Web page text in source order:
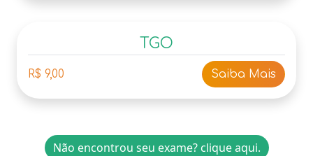
TGO
R$ 9,00 Saiba Mais
Não encontrou seu exame? clique aqui.